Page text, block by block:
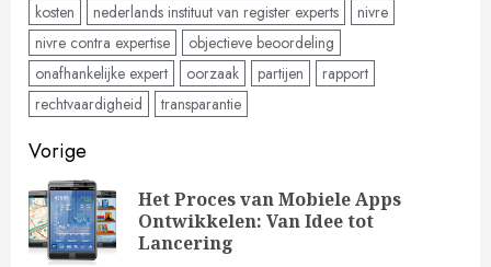
kosten
nederlands instituut van register experts
nivre
nivre contra expertise
objectieve beoordeling
onafhankelijke expert
oorzaak partijen
rapport
rechtvaardigheid
transparantie
Doorgaan
met
lezen
Vorige
Het Proces van Mobiele Apps
Ontwikkelen: Van Idee tot
Lancering